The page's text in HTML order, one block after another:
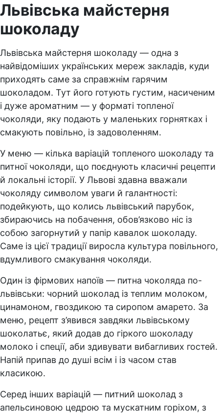
Львівська майстерня
шоколаду
Львівська майстерня шоколаду — одна з
найвідоміших українських мереж закладів, куди
приходять саме за справжнім гарячим
шоколадом. Тут його готують густим, насиченим
і дуже ароматним — у форматі топленої
чоколяди, яку подають у маленьких горнятках і
смакують повільно, із задоволенням.
У меню — кілька варіацій топленого шоколаду та
питної чоколяди, що поєднують класичні рецепти
й локальні історії. У Львові здавна вважали
чоколяду символом уваги й галантності:
подейкують, що колись львівський парубок,
збираючись на побачення, обов’язково ніс із
собою загорнутий у папір кавалок шоколаду.
Саме із цієї традиції виросла культура повільного,
вдумливого смакування чоколяди.
Один із фірмових напоїв — питна чоколяда по-
львівськи: чорний шоколад із теплим молоком,
цинамоном, гвоздикою та сиропом амарето. За
меню, рецепт з’явився завдяки львівському
шоколатьє, який додав до гіркого шоколаду
молоко і спеції, аби здивувати вибагливих гостей.
Напій припав до душі всім і із часом став
класикою.
Серед інших варіацій — питний шоколад з
апельсиновою цедрою та мускатним горіхом, з